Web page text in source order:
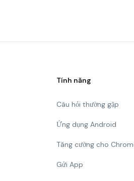
Tính năng
Câu hỏi thường gặp
Ứng dụng Android
Tăng cường cho
Gửi App